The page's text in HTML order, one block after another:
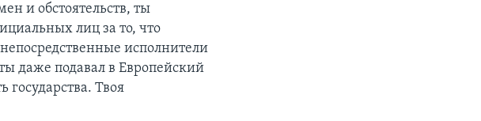
и обстоятельств, ты
лиц за то, что
исполнители
даже подавал в Европейский
государства. Твоя